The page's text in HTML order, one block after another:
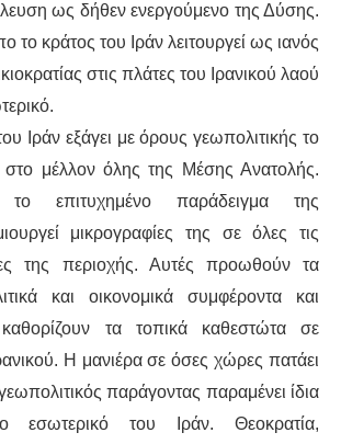
ως δήθεν ενεργούμενο της Δύσης.
το κράτος του Ιράν λειτουργεί ως ιανός
στις πλάτες του Ιρανικού λαού
Ιράν εξάγει με όρους γεωπολιτικής το
μέλλον όλης της Μέσης Ανατολής.
το επιτυχημένο παράδειγμα της
μικρογραφίες της σε όλες τις
της περιοχής. Αυτές προωθούν τα
και οικονομικά συμφέροντα και
τα τοπικά καθεστώτα σε
Η μανιέρα σε όσες χώρες πατάει
παράγοντας παραμένει ίδια
του Ιράν. Θεοκρατία,